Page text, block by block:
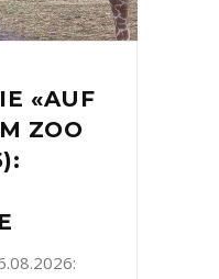
«AUF
ZOO